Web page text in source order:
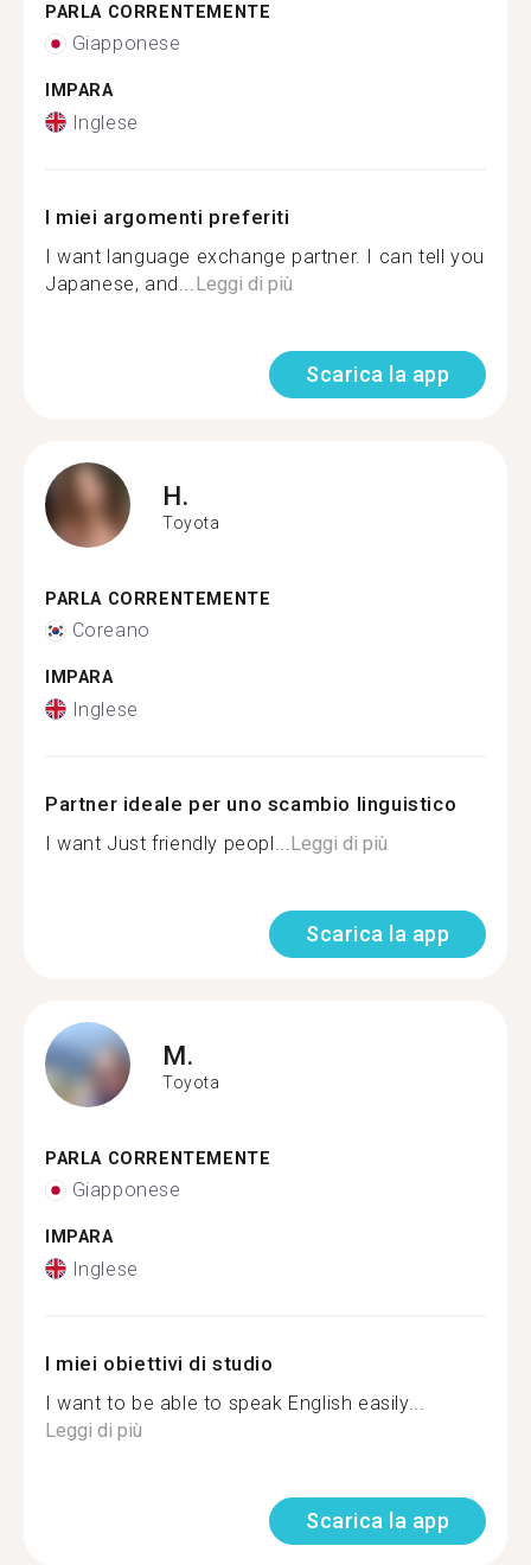
PARLA CORRENTEMENTE
Giapponese
IMPARA
Inglese
I miei argomenti preferiti
I want language exchange partner. I can tell you
Japanese, and... Leggi di più
Scarica la app
H.
Toyota
PARLA CORRENTEMENTE
Coreano
IMPARA
Inglese
Partner ideale per uno scambio linguistico
I want Just friendly peopl... Leggi di più
Scarica la app
M.
Toyota
PARLA CORRENTEMENTE
Giapponese
IMPARA
Inglese
I miei obiettivi di studio
I want to be able to speak English easily...
Leggi di più
Scarica la app